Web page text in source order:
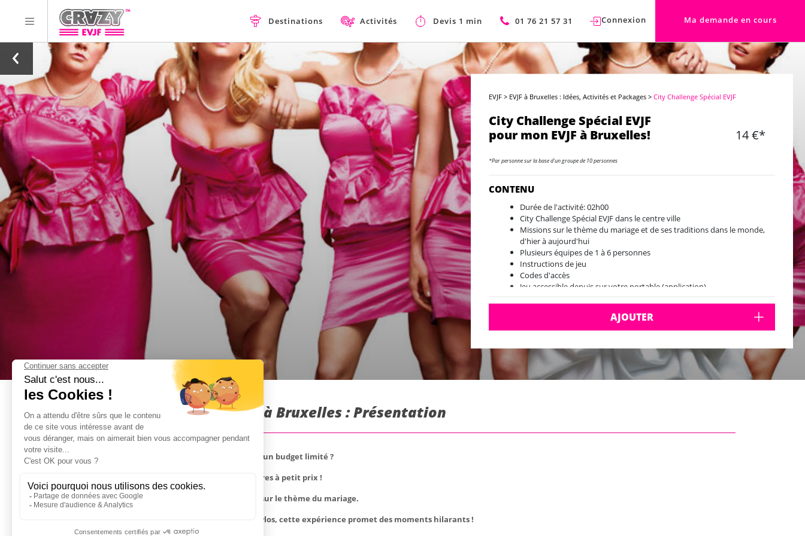
Destinations Activités Devis 1 min 01 76 21 57 31 Connexion Ma demande en cours
EVJF > EVJF à Bruxelles : Idées, Activités et Packages >City Challenge Spécial EVJF
City Challenge Spécial EVJF
pour mon EVJF à Bruxelles!
14 €*
*Par personne sur la base d'un groupe de 10 personnes
CONTENU
Durée de l'activité: 02h00
City Challenge Spécial EVJF dans le centre ville
Missions sur le thème du mariage et de ses traditions dans le monde,
d'hier à aujourd'hui
Plusieurs équipes de 1 à 6 personnes
Instructions de jeu
Codes d'accès
Jeu accessible depuis sur votre portable (application)
Veillez à avoir un niveau de batterie suffisant
Disposez d'un forfait 3G/4G
Activez les données mobiles/géolocalisation/son
AJOUTER
City Challenge Spécial EVJF à Bruxelles : Présentation
Vous recherchez des activités divertissantes avec un budget limité ?
Essayez notre City Challenge Spécial EVJF de 2 heures à petit prix !
Formez des équipes et lancez-vous dans des défis sur le thème du mariage.
Équipées de votre smartphone, de papier et de stylos, cette expérience promet des moments hilarants !